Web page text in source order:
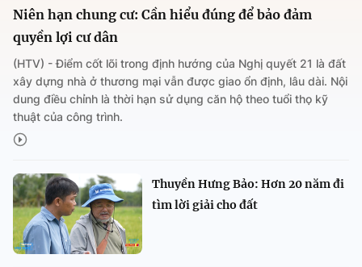
Niên hạn chung cư: Cần hiểu đúng để bảo đảm
quyền lợi cư dân
(HTV) - Điểm cốt lõi trong định hướng của Nghị quyết 21 là đất
xây dựng nhà ở thương mại vẫn được giao ổn định, lâu dài. Nội
dung điều chỉnh là thời hạn sử dụng căn hộ theo tuổi thọ kỹ
thuật của công trình.
Thuyền Hưng Bảo: Hơn 20 năm đi
tìm lời giải cho đất